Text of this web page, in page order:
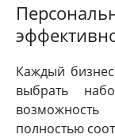
Каждый
выбрать
возможность
полностью